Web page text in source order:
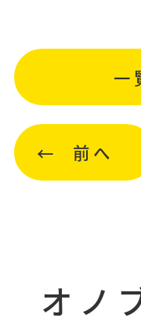
前へ
一
オノ